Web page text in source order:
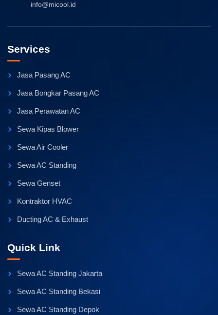
info@micool.id
Services
Jasa Pasang AC
Jasa Bongkar Pasang AC
Jasa Perawatan AC
Sewa Kipas Blower
Sewa Air Cooler
Sewa AC Standing
Sewa Genset
Kontraktor HVAC
Ducting AC & Exhaust
Quick Link
Sewa AC Standing Jakarta
Sewa AC Standing Bekasi
Sewa AC Standing Depok